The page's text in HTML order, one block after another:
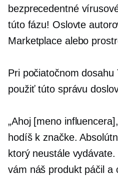
bezprecedentné
túto fázu! Oslovte
Marketplace alebo
Pri počiatočnom dosahu
použiť túto správu
„Ahoj [meno
hodíš k značke.
ktorý neustále
vám náš produkt páčil a